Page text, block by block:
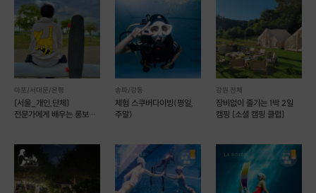
마포/서대문/은평
[서울_개인,단체]
전문가에게 배우는 롱보드
송파/강동
체험 스쿠버다이빙(평일,
주말)
강원 전체
장비없이 즐기는 1박 2일
캠핑 [소셜 캠핑 클럽]